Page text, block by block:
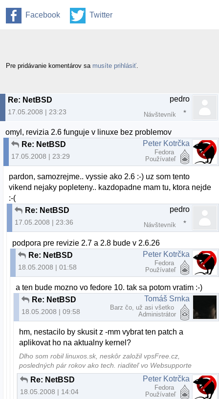
Facebook Twitter
Pre pridávanie komentárov sa musíte prihlásiť
Re: NetBSD
17.05.2008 | 23:23
pedro
Návštevník
omyl, revizia 2.6 funguje v linuxe bez problemov
Re: NetBSD
17.05.2008 | 23:29
Peter Kotrčka
Fedora
Používateľ
pardon, samozrejme.. vyssie ako 2.6 :-) uz som tento
vikend nejaky popleteny.. kazdopadne mam tu, ktora nejde
:-(
Re: NetBSD
17.05.2008 | 23:36
pedro
Návštevník
podpora pre revizie 2.7 a 2.8 bude v 2.6.26
Re: NetBSD
18.05.2008 | 01:58
Peter Kotrčka
Fedora
Používateľ
a ten bude mozno vo fedore 10. tak sa potom vratim :-)
Re: NetBSD
18.05.2008 | 09:58
Tomáš Srnka
Barz čo, už asi všetko
Administrátor
hm, nestacilo by skusit z -mm vybrat ten patch a
aplikovat ho na aktualny kernel?
Dlho som robil linuxos.sk, neskôr založil vpsFree.cz,
posledných pár rokov ako tech. riaditeľ vo Websupporte
Re: NetBSD
18.05.2008 | 14:04
Peter Kotrčka
Fedora
Používateľ